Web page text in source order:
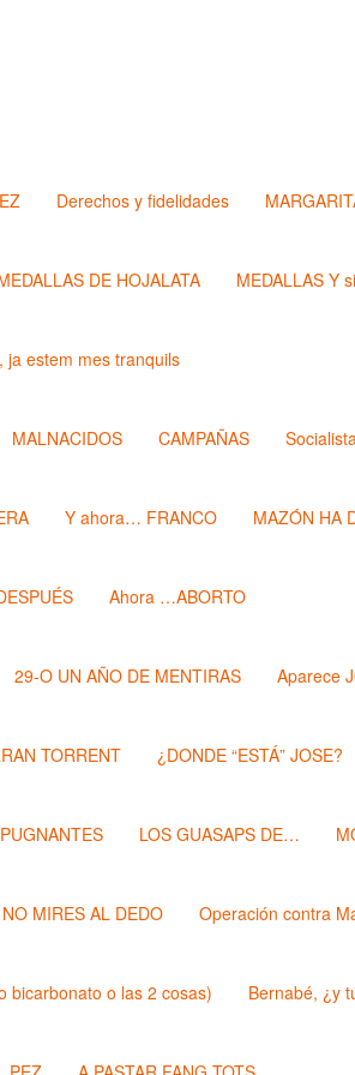
Derechos y fidelidades
DE HOJALATA MEDALLAS Y
ja estem mes tranquils
MALNACIDOS CAMPAÑAS
Y ahora… FRANCO MAZÓN HA
Ahora …ABORTO
29-O UN AÑO DE MENTIRAS Aparece
TORRENT ¿DONDE “ESTÁ” JOSE?
LOS GUASAPS DE…
NO MIRES AL DEDO Operación contra
bicarbonato o las 2 cosas) Bernabé, ¿y